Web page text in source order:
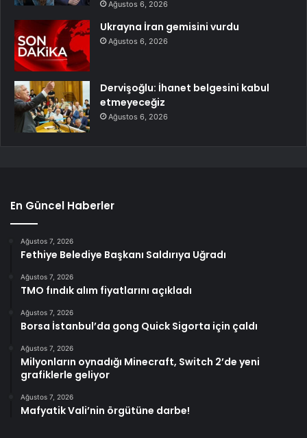
Ağustos 6, 2026
Ukrayna İran gemisini vurdu
Ağustos 6, 2026
Dervişoğlu: İhanet belgesini kabul
etmeyeceğiz
Ağustos 6, 2026
En Güncel Haberler
Ağustos 7, 2026
Fethiye Belediye Başkanı Saldırıya Uğradı
Ağustos 7, 2026
TMO fındık alım fiyatlarını açıkladı
Ağustos 7, 2026
Borsa İstanbul’da gong Quick Sigorta için çaldı
Ağustos 7, 2026
Milyonların oynadığı Minecraft, Switch 2’de yeni
grafiklerle geliyor
Ağustos 7, 2026
Mafyatik Vali’nin örgütüne darbe!